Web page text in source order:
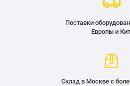
Поставки
Европы и
Склад в Москве с